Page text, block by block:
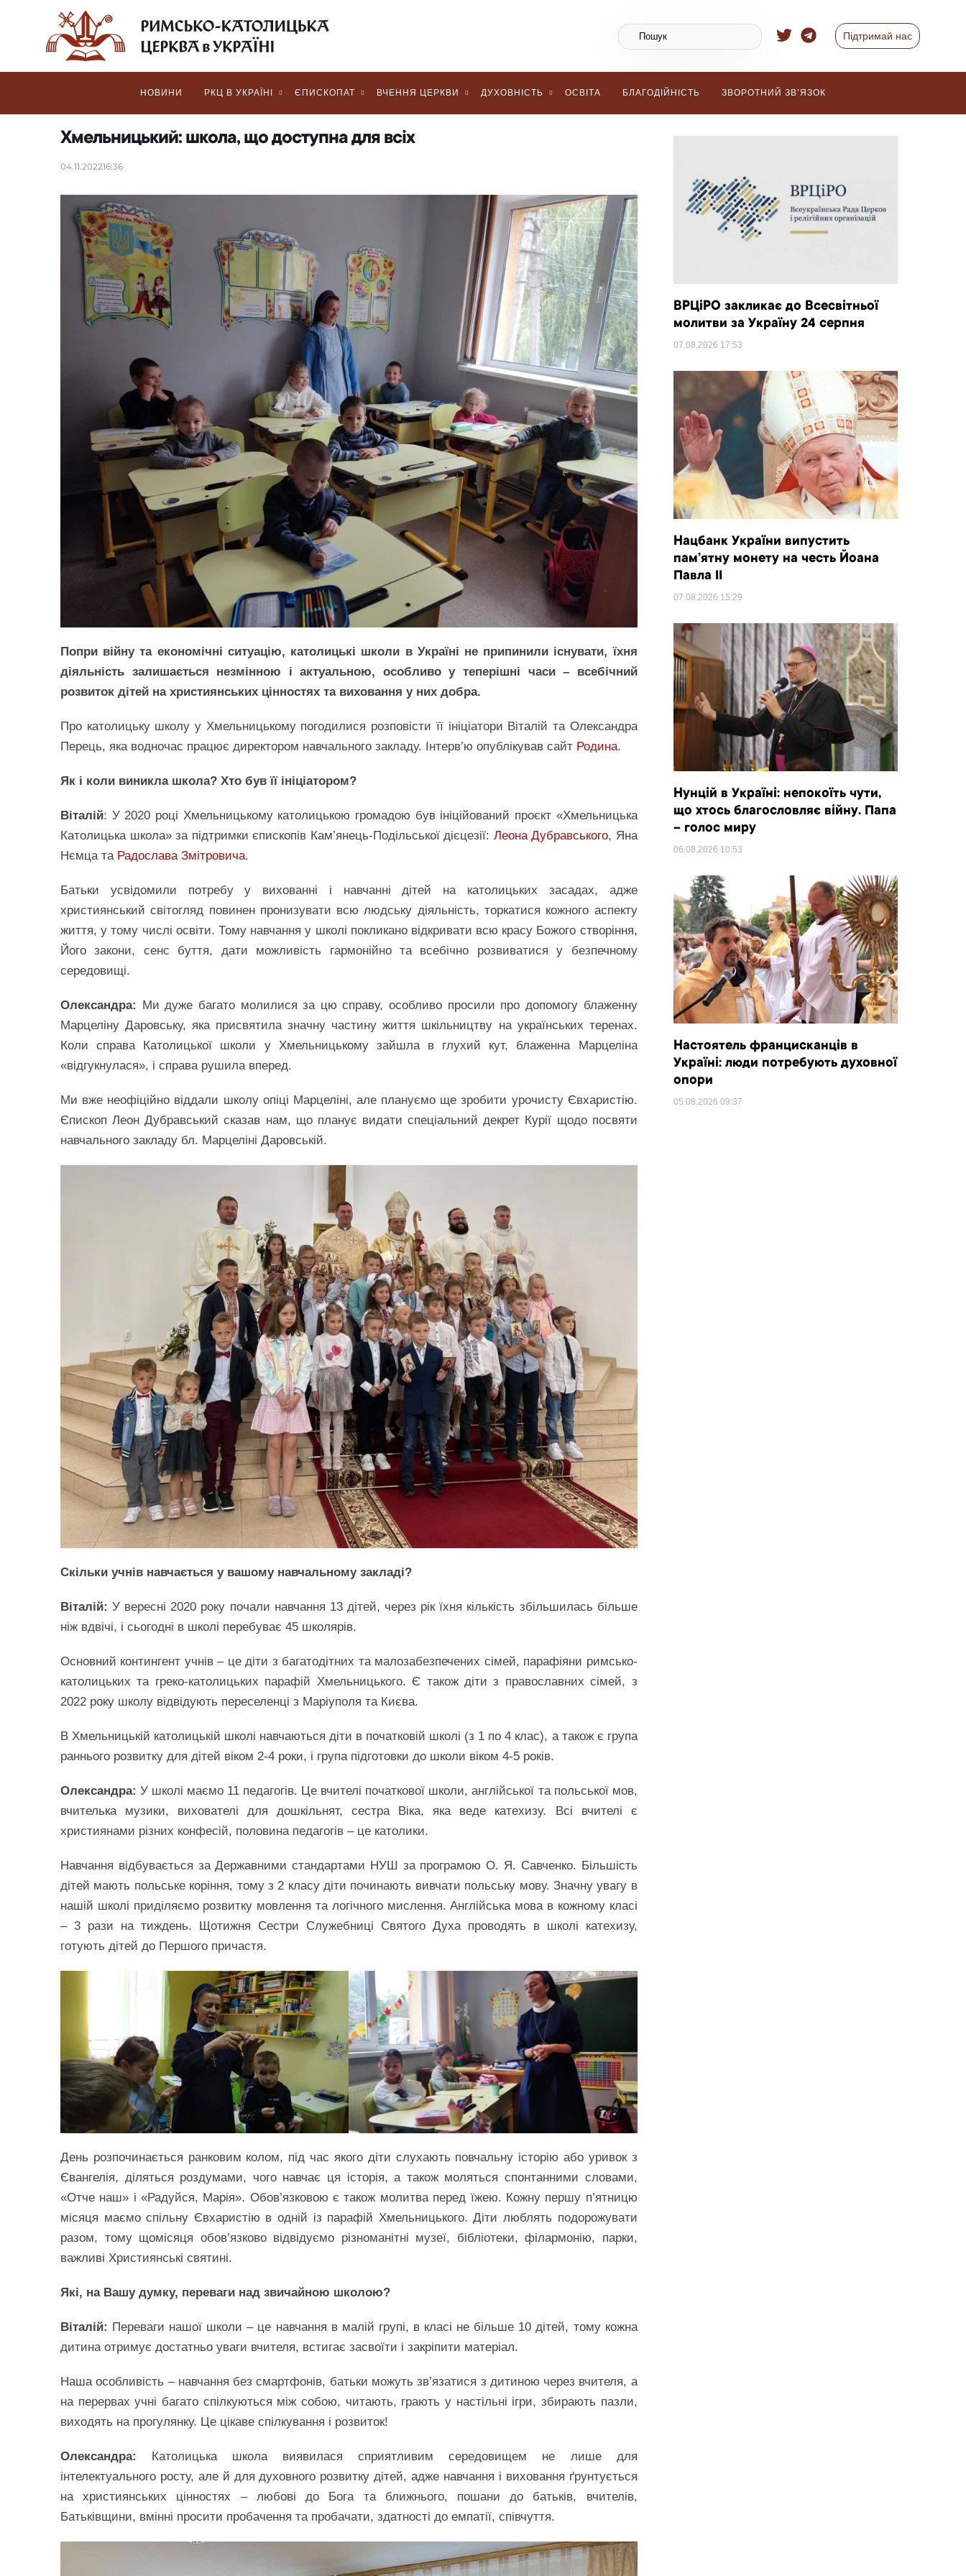
Підтримай нас
НОВИНИ РКЦ В УКРАЇНІ ЄПИСКОПАТ ВЧЕННЯ ЦЕРКВИ ДУХОВНІСТЬ ОСВІТА БЛАГОДІЙНІСТЬ ЗВОРОТНИЙ ЗВ’ЯЗОК
Хмельницький: школа, що доступна для всіх
04.11.202216:36
Попри війну та економічні ситуацію, католицькі школи в Україні не припинили існувати, їхня
діяльність залишається незмінною і актуальною, особливо у теперішні часи – всебічний
розвиток дітей на християнських цінностях та виховання у них добра.
Про католицьку школу у Хмельницькому погодилися розповісти її ініціатори Віталій та Олександра
Перець, яка водночас працює директором навчального закладу. Інтерв’ю опублікував сайт Родина.
Як і коли виникла школа? Хто був її ініціатором?
Віталій: У 2020 році Хмельницькому католицькою громадою був ініційований проєкт «Хмельницька
Католицька школа» за підтримки єпископів Кам’янець-Подільської дієцезії: Леона Дубравського, Яна
Нємца та Радослава Змітровича.
Батьки усвідомили потребу у вихованні і навчанні дітей на католицьких засадах, адже
християнський світогляд повинен пронизувати всю людську діяльність, торкатися кожного аспекту
життя, у тому числі освіти. Тому навчання у школі покликано відкривати всю красу Божого створіння,
Його закони, сенс буття, дати можливість гармонійно та всебічно розвиватися у безпечному
середовищі.
Олександра: Ми дуже багато молилися за цю справу, особливо просили про допомогу блаженну
Марцеліну Даровську, яка присвятила значну частину життя шкільництву на українських теренах.
Коли справа Католицької школи у Хмельницькому зайшла в глухий кут, блаженна Марцеліна
«відгукнулася», і справа рушила вперед.
Ми вже неофіційно віддали школу опіці Марцеліні, але плануємо ще зробити урочисту Євхаристію.
Єпископ Леон Дубравський сказав нам, що планує видати спеціальний декрет Курії щодо посвяти
навчального закладу бл. Марцеліні Даровській.
Скільки учнів навчається у вашому навчальному закладі?
Віталій: У вересні 2020 року почали навчання 13 дітей, через рік їхня кількість збільшилась більше
ніж вдвічі, і сьогодні в школі перебуває 45 школярів.
Основний контингент учнів – це діти з багатодітних та малозабезпечених сімей, парафіяни римсько-
католицьких та греко-католицьких парафій Хмельницького. Є також діти з православних сімей, з
2022 року школу відвідують переселенці з Маріуполя та Києва.
В Хмельницькій католицькій школі навчаються діти в початковій школі (з 1 по 4 клас), а також є група
раннього розвитку для дітей віком 2-4 роки, і група підготовки до школи віком 4-5 років.
Олександра: У школі маємо 11 педагогів. Це вчителі початкової школи, англійської та польської мов,
вчителька музики, вихователі для дошкільнят, сестра Віка, яка веде катехизу. Всі вчителі є
християнами різних конфесій, половина педагогів – це католики.
Навчання відбувається за Державними стандартами НУШ за програмою О. Я. Савченко. Більшість
дітей мають польське коріння, тому з 2 класу діти починають вивчати польську мову. Значну увагу в
нашій школі приділяємо розвитку мовлення та логічного мислення. Англійська мова в кожному класі
– 3 рази на тиждень. Щотижня Сестри Служебниці Святого Духа проводять в школі катехизу,
готують дітей до Першого причастя.
День розпочинається ранковим колом, під час якого діти слухають повчальну історію або уривок з
Євангелія, діляться роздумами, чого навчає ця історія, а також моляться спонтанними словами,
«Отче наш» і «Радуйся, Марія». Обов’язковою є також молитва перед їжею. Кожну першу п’ятницю
місяця маємо спільну Євхаристію в одній із парафій Хмельницького. Діти люблять подорожувати
разом, тому щомісяця обов’язково відвідуємо різноманітні музеї, бібліотеки, філармонію, парки,
важливі Християнські святині.
Які, на Вашу думку, переваги над звичайною школою?
Віталій: Переваги нашої школи – це навчання в малій групі, в класі не більше 10 дітей, тому кожна
дитина отримує достатньо уваги вчителя, встигає засвоїти і закріпити матеріал.
Наша особливість – навчання без смартфонів, батьки можуть зв’язатися з дитиною через вчителя, а
на перервах учні багато спілкуються між собою, читають, грають у настільні ігри, збирають пазли,
виходять на прогулянку. Це цікаве спілкування і розвиток!
Олександра:
Католицька школа виявилася сприятливим середовищем не лише для
інтелектуального росту, але й для духовного розвитку дітей, адже навчання і виховання ґрунтується
на християнських цінностях – любові до Бога та ближнього, пошани до батьків, вчителів,
Батьківщини, вмінні просити пробачення та пробачати, здатності до емпатії, співчуття.
ВРЦіРО закликає до Всесвітньої
молитви за Україну 24 серпня
07.08.2026 17:53
Нацбанк України випустить
пам’ятну монету на честь Йоана
Павла II
07.08.2026 15:29
Нунцій в Україні: непокоїть чути,
що хтось благословляє війну. Папа
– голос миру
06.08.2026 10:53
Настоятель францисканців в
Україні: люди потребують духовної
опори
05.08.2026 09:37